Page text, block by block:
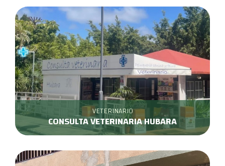
VETERINARIO
CONSULTA VETERINARIA HUBARA